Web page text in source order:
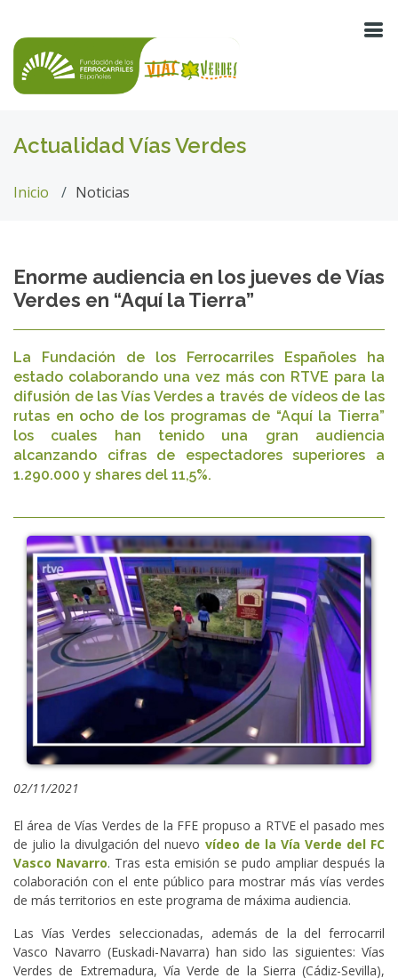
Actualidad Vías Verdes
Inicio Noticias
Enorme audiencia en los jueves de Vías
Verdes en “Aquí la Tierra”
La Fundación de los Ferrocarriles Españoles ha
estado colaborando una vez más con RTVE para la
difusión de las Vías Verdes a través de vídeos de las
rutas en ocho de los programas de “Aquí la Tierra”
los cuales han tenido una gran audiencia
alcanzando cifras de espectadores superiores a
1.290.000 y shares del 11,5%.
02/11/2021
El área de Vías Verdes de la FFE propuso a RTVE el pasado mes
de julio la divulgación del nuevo vídeo de la Vía Verde del FC
Vasco Navarro. Tras esta emisión se pudo ampliar después la
colaboración con el ente público para mostrar más vías verdes
de más territorios en este programa de máxima audiencia.
Las Vías Verdes seleccionadas, además de la del ferrocarril
Vasco Navarro (Euskadi-Navarra) han sido las siguientes: Vías
Verdes de Extremadura, Vía Verde de la Sierra (Cádiz-Sevilla),